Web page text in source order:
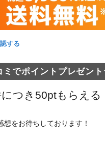
する
でポイントプレゼン
つき50ptもらえる
想をお待ちしております！